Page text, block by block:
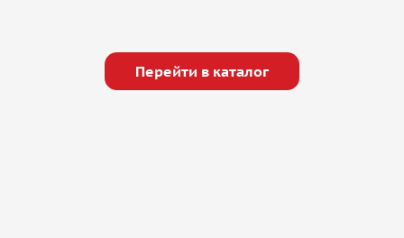
Перейти в каталог